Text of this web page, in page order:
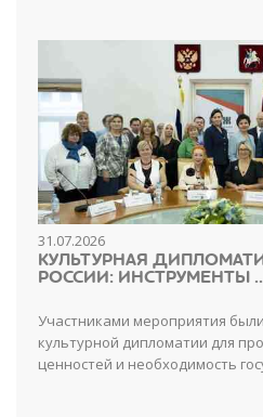
31.07.2026
КУЛЬТУРНАЯ
РОССИИ: ИНСТРУМЕНТЫ
Участниками мероприятия
культурной дипломатии для
ценностей и необходимость